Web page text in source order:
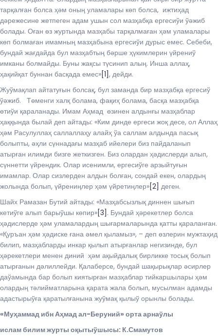
тарқалған болса ҳәм оның уламалары көп болса, ижтиҳад
дәрежесине жетпеген адам ушын сол мазҳабқа ергесиўи ўәжиб
болады. Оған өз журтында мазҳабы тарқалмаған ҳәм уламалары
көп болмаған имамның мазҳабына ергесиўи дурыс емес. Себеби,
бундай жағдайда бул мазҳабтың бәрше ҳүкимлерин үйрениў
имканы болмайды. Буны жақсы түсинип алың. Инша аллаҳ,
ҳақийқат буннан басқада емес»[1], дейди.
Жуўмақлап айтатуғын болсақ, бул заманда бир мазҳабқа ергесиў
ўәжиб. Төменги халқ болама, фақиҳ болама, басқа мазҳабқа
өтиўи қараланады. Имам Аҳмад өзинен алдынғы мазҳаблар
ҳаққында былай деп айтады: «Ким динде ергеси жоқ десе, ол Аллаҳ
ҳәм Расулуллаҳ саллаллаҳу алайҳ ўа саллам алдында пасық
болыпты, әҳли сүннадағы мазҳаб ийелери биз пайдаланып
атырған илимди бизге жеткизген. Биз олардан ҳәдислерди алып,
сүннетти үйрендик. Олар исенимли, ергесиўге арзыйтуғын
имамлар. Олар сизлерден алдын болған, сондай екен, олардың
жолында болып, үйрениңлер ҳәм үйретиңлер»[2] деген.
Шайх Рамазан Бутий айтады: «Мазҳабсызлық диннен шығып
кетиўге алып барыўшы көпир»[3] . Бундай ҳәрекетлер болса
ҳәдислерде ҳәм уламалардың шығармаларында қатты қараланған.
«Қуръан ҳәм ҳәдиске ғана әмел қыламыз», – деп өзлерин мужтаҳид
билип, мазҳабларды инкар қылып атырғанлар негизинде, бул
ҳәрекетлери менен диний ҳәм ақыйдалық бирликке тосық болып
атырғанын дәлиллейди. Қалаберсе, бундай шақырықлар әсирлер
даўамында бар болып киятырған мазҳаблар тийкаршылары ҳәм
олардың тәлийматларына қарата жала болып, мусылман адамды
адастырыўға қаратылғанына жуўмақ қылыў орынлы болады.
«Муҳаммад ибн Аҳмад ал-Беруний» орта арнаўлы
ислам билим журты оқытыўшысы: К.Смамутов